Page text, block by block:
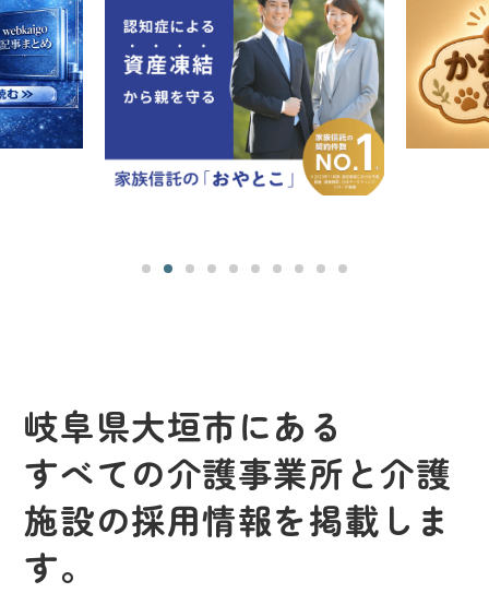
岐阜県大垣市にある
すべての介護事業所と介護
施設の採用情報を掲載しま
す。